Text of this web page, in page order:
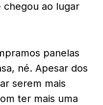
chegou ao lugar
panelas
né. Apesar dos
serem mais
ter mais uma